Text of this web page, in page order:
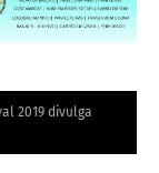
2019 divulga